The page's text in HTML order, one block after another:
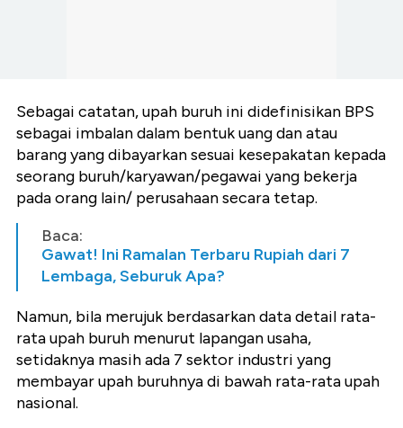
Sebagai catatan, upah buruh ini didefinisikan BPS
sebagai imbalan dalam bentuk uang dan atau
barang yang dibayarkan sesuai kesepakatan kepada
seorang buruh/karyawan/pegawai yang bekerja
pada orang lain/ perusahaan secara tetap.
Baca:
Gawat! Ini Ramalan Terbaru Rupiah dari 7
Lembaga, Seburuk Apa?
Namun, bila merujuk berdasarkan data detail rata-
rata upah buruh menurut lapangan usaha,
setidaknya masih ada 7 sektor industri yang
membayar upah buruhnya di bawah rata-rata upah
nasional.